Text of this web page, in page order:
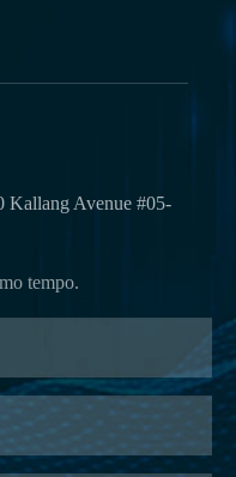
Kallang Avenue #05-
tempo.